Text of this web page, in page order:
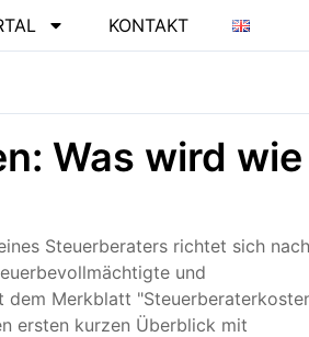
KONTAKT
Was wird wie
Steuerberaters richtet sich
und
dem Merkblatt
ersten kurzen Überblick mit